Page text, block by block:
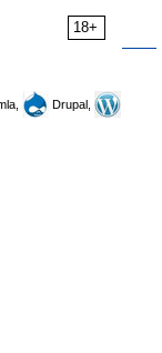
18+
Drupal,